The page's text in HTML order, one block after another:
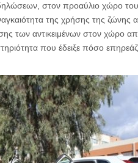
στον προαύλιο χώρο του
της χρήσης της ζώνης
των αντικειμένων στον χώρο
που έδειξε πόσο